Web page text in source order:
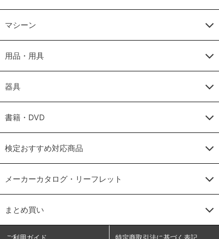
マシーン
用品・用具
器具
書籍・DVD
検定おすすめ対応商品
メーカーカタログ・リーフレット
まとめ買い